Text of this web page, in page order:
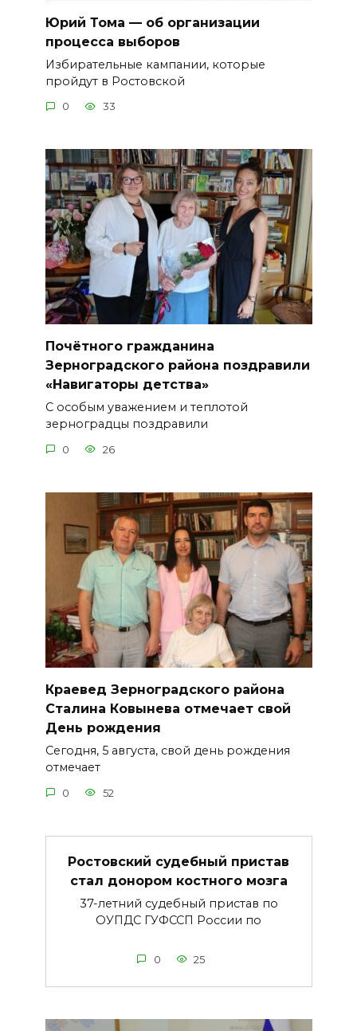
Юрий Тома — об организации
процесса выборов
Избирательные кампании, которые
пройдут в Ростовской
0 33
Почётного гражданина
Зерноградского района поздравили
«Навигаторы детства»
С особым уважением и теплотой
зерноградцы поздравили
0 26
Краевед Зерноградского района
Сталина Ковынева отмечает свой
День рождения
Сегодня, 5 августа, свой день рождения
отмечает
0 52
Ростовский судебный пристав
стал донором костного мозга
37-летний судебный пристав по
ОУПДС ГУФССП России по
0 25